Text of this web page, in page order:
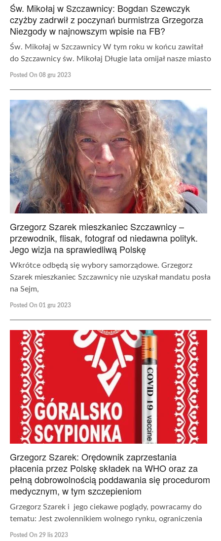
Św. Mikołaj w Szczawnicy: Bogdan Szewczyk
czyżby zadrwił z poczynań burmistrza Grzegorza
Niezgody w najnowszym wpisie na FB?
Św. Mikołaj w Szczawnicy W tym roku w końcu zawitał
do Szczawnicy św. Mikołaj Długie lata omijał nasze miasto
Posted On 08 gru 2023
Grzegorz Szarek mieszkaniec Szczawnicy –
przewodnik, flisak, fotograf od niedawna polityk.
Jego wizja na sprawiedliwą Polskę
Wkrótce odbędą się wybory samorządowe. Grzegorz
Szarek mieszkaniec Szczawnicy nie uzyskał mandatu posła
na Sejm,
Posted On 01 gru 2023
Grzegorz Szarek: Orędownik zaprzestania
płacenia przez Polskę składek na WHO oraz za
pełną dobrowolnością poddawania się procedurom
medycznym, w tym szczepieniom
Grzegorz Szarek i jego ciekawe poglądy, powracamy do
tematu: Jest zwolennikiem wolnego rynku, ograniczenia
Posted On 29 lis 2023